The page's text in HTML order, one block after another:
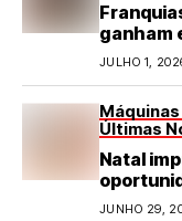
ganham
JULHO 1,
Últimas
Natal
do varejo
JUNHO 29,